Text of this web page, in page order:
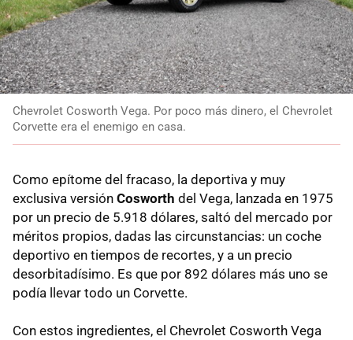
Chevrolet Cosworth Vega. Por poco más dinero, el Chevrolet
Corvette era el enemigo en casa.
Como epítome del fracaso, la deportiva y muy
exclusiva versión Cosworth del Vega, lanzada en 1975
por un precio de 5.918 dólares, saltó del mercado por
méritos propios, dadas las circunstancias: un coche
deportivo en tiempos de recortes, y a un precio
desorbitadísimo. Es que por 892 dólares más uno se
podía llevar todo un Corvette.
Con estos ingredientes, el Chevrolet Cosworth Vega